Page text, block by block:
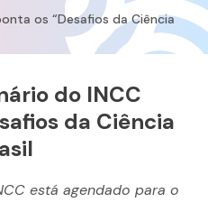
os “Desafios da Ciência
do INCC
da Ciência
está agendado para o